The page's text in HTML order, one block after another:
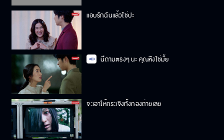
แอบรักฉันแล้วใช่ปะ
นี่ถามตรงๆ นะ คุณหึงใช่มั้ย
จะเอาให้กระเจิงทั้งกองถ่ายเลย